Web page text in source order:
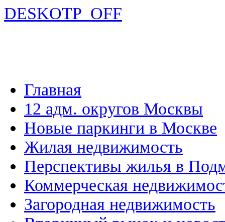
DESKOTP_OFF
Главная
12 адм. округов Москвы
Новые паркинги в Москве
Жилая недвижимость
Перспективы жилья в
Коммерческая
Загородная недвижимость